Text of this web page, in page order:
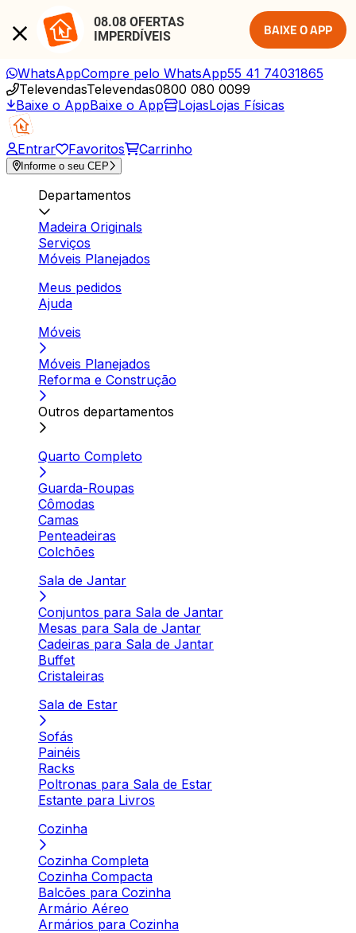
08.08 OFERTAS
IMPERDÍVEIS
BAIXE O APP
WhatsAppCompre pelo WhatsApp55 41 74031865
TelevendasTelevendas0800 080 0099
Baixe o AppBaixe o App LojasLojas Físicas
Entrar Favoritos Carrinho
Informe o seu CEP
Departamentos
Madeira Originals
Serviços
Móveis Planejados
Meus pedidos
Ajuda
Móveis
Móveis Planejados
Reforma e Construção
Outros departamentos
Quarto Completo
Guarda-Roupas
Cômodas
Camas
Penteadeiras
Colchões
Sala de Jantar
Conjuntos para Sala de Jantar
Mesas para Sala de Jantar
Cadeiras para Sala de Jantar
Buffet
Cristaleiras
Sala de Estar
Sofás
Painéis
Racks
Poltronas para Sala de Estar
Estante para Livros
Cozinha
Cozinha Completa
Cozinha Compacta
Balcões para Cozinha
Armário Aéreo
Armários para Cozinha